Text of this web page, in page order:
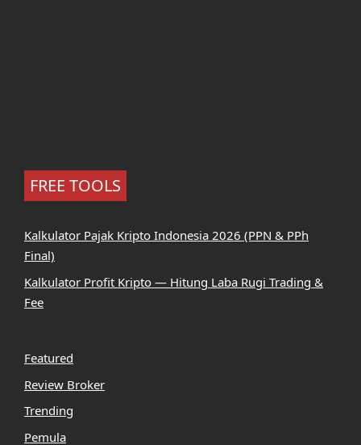
FREE TOOLS
Kalkulator Pajak Kripto Indonesia 2026 (PPN & PPh
Final)
Kalkulator Profit Kripto — Hitung Laba Rugi Trading &
Fee
Featured
Review Broker
Trending
Pemula